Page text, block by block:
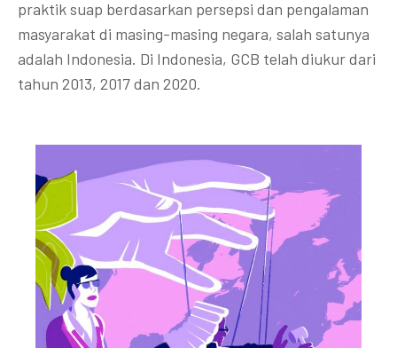
praktik suap berdasarkan persepsi dan pengalaman
masyarakat di masing-masing negara, salah satunya
adalah Indonesia. Di Indonesia, GCB telah diukur dari
tahun 2013, 2017 dan 2020.